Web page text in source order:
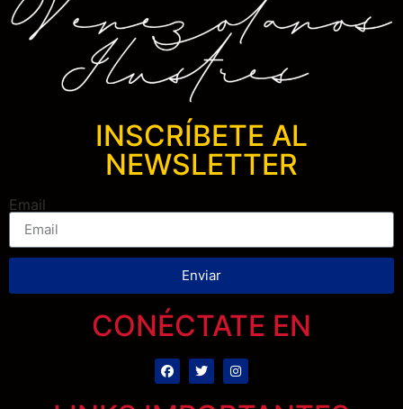
INSCRÍBETE AL
NEWSLETTER
Email
Enviar
CONÉCTATE EN